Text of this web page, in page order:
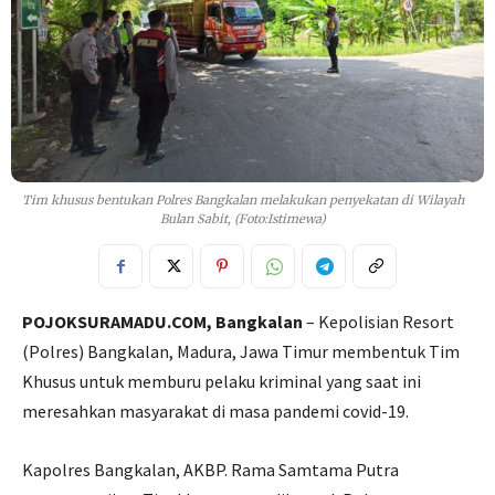
Tim khusus bentukan Polres Bangkalan melakukan penyekatan di Wilayah
Bulan Sabit, (Foto:Istimewa)
POJOKSURAMADU.COM, Bangkalan – Kepolisian Resort
(Polres) Bangkalan, Madura, Jawa Timur membentuk Tim
Khusus untuk memburu pelaku kriminal yang saat ini
meresahkan masyarakat di masa pandemi covid-19.
Kapolres Bangkalan, AKBP. Rama Samtama Putra